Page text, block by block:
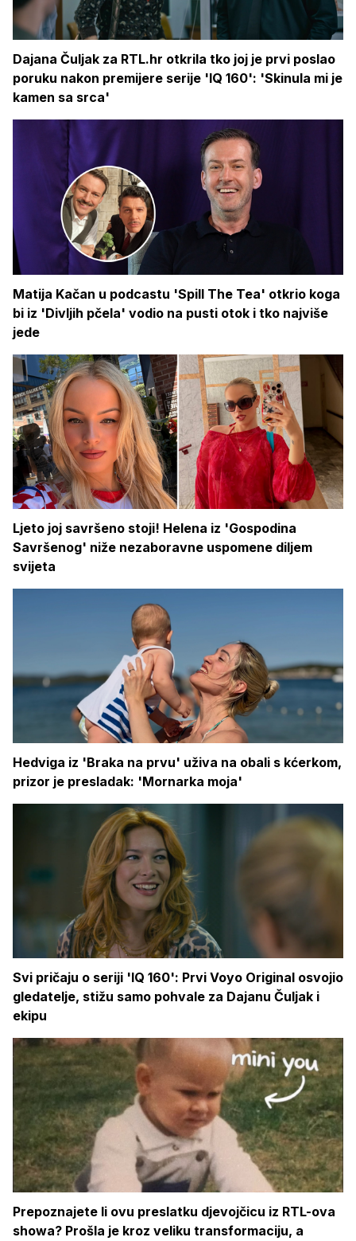
Dajana Čuljak za RTL.hr otkrila tko joj je prvi poslao
poruku nakon premijere serije 'IQ 160': 'Skinula mi je
kamen sa srca'
Matija Kačan u podcastu 'Spill The Tea' otkrio koga
bi iz 'Divljih pčela' vodio na pusti otok i tko najviše
jede
Ljeto joj savršeno stoji! Helena iz 'Gospodina
Savršenog' niže nezaboravne uspomene diljem
svijeta
Hedviga iz 'Braka na prvu' uživa na obali s kćerkom,
prizor je presladak: 'Mornarka moja'
Svi pričaju o seriji 'IQ 160': Prvi Voyo Original osvojio
gledatelje, stižu samo pohvale za Dajanu Čuljak i
ekipu
Prepoznajete li ovu preslatku djevojčicu iz RTL-ova
showa? Prošla je kroz veliku transformaciju, a